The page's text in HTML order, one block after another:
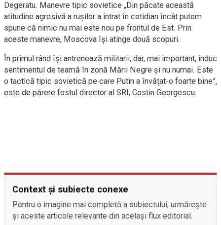
Degeratu. Manevre tipic sovietice „Din păcate această
atitudine agresivă a ruşilor a intrat în cotidian încât putem
spune că nimic nu mai este nou pe frontul de Est. Prin
aceste manevre, Moscova îşi atinge două scopuri.
În primul rând îşi antrenează militarii, dar, mai important, induc
sentimentul de teamă în zonă Mării Negre şi nu numai. Este
o tactică tipic sovietică pe care Putin a învăţat-o foarte bine”,
este de părere fostul director al SRI, Costin Georgescu.
Context și subiecte conexe
Pentru o imagine mai completă a subiectului, urmărește
și aceste articole relevante din același flux editorial.